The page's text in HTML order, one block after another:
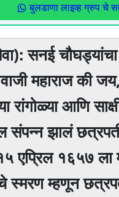
बुलडाणा लाइव्ह ग्रुप चे
सनई
महाराज की
रांगोळ्या आणि
झालं छत्रपती
एप्रिल १६५७ ला
स्मरण म्हणून